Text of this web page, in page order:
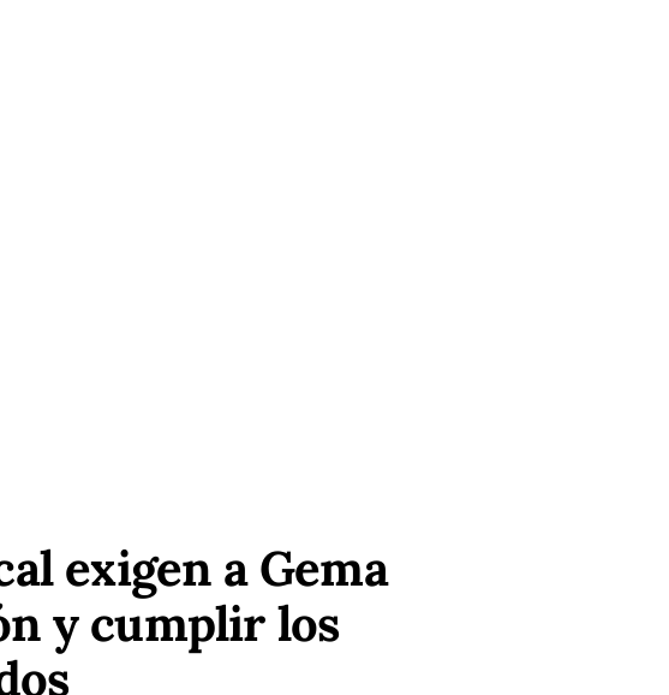
exigen a Gema
y cumplir los